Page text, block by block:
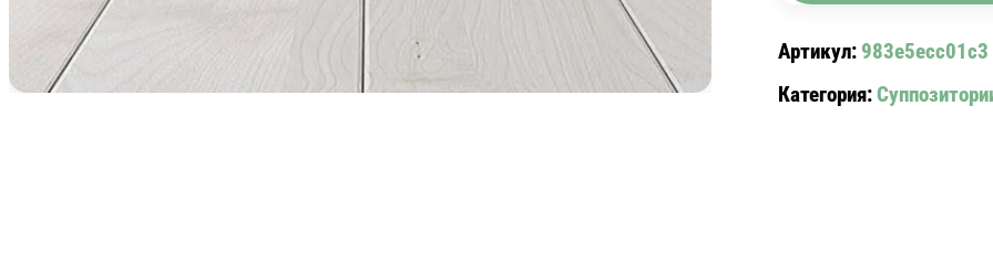
ТАБЛ.ШИП.
EFFERALGAN
Артикул: 983e5ecc01c3
Категория: